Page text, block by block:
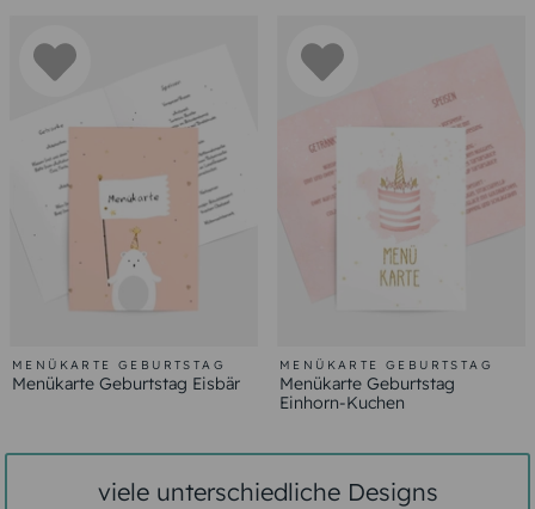
MENÜKARTE GEBURTSTAG
Menükarte Geburtstag Eisbär
MENÜKARTE GEBURTSTAG
Menükarte Geburtstag
Einhorn-Kuchen
viele unterschiedliche Designs